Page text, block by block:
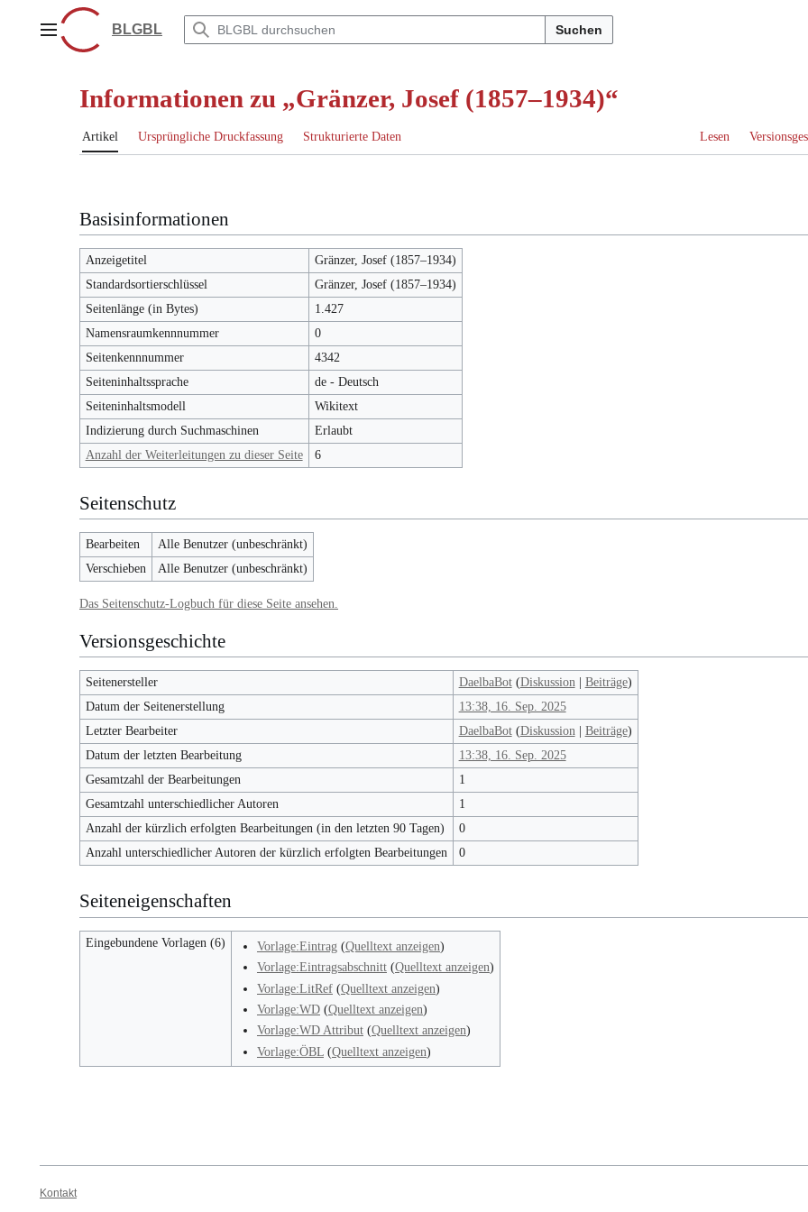
springenHauptmenüBLGBL Suchen
Informationen zu „Gränzer, Josef (1857–1934)“
Artikel Ursprüngliche Druckfassung Strukturierte Daten Lesen
Basisinformationen
Anzeigetitel
Gränzer, Josef (1857–1934)
Standardsortierschlüssel
Gränzer, Josef (1857–1934)
Seitenlänge (in Bytes)
1.427
Namensraumkennnummer
0
Seitenkennnummer
4342
Seiteninhaltssprache
de - Deutsch
Seiteninhaltsmodell
Wikitext
Indizierung durch Suchmaschinen
Erlaubt
Anzahl der Weiterleitungen zu dieser Seite
6
Seitenschutz
Bearbeiten
Alle Benutzer (unbeschränkt)
Verschieben
Alle Benutzer (unbeschränkt)
Das Seitenschutz-Logbuch für diese Seite ansehen.
Versionsgeschichte
Seitenersteller DaelbaBot (Diskussion| Beiträge)
Datum der Seitenerstellung
13:38, 16. Sep. 2025
Letzter Bearbeiter
DaelbaBot (Diskussion| Beiträge)
Datum der letzten Bearbeitung
13:38, 16. Sep. 2025
Gesamtzahl der Bearbeitungen
1
Gesamtzahl unterschiedlicher Autoren
1
Anzahl der kürzlich erfolgten Bearbeitungen (in den letzten 90 Tagen)
0
Anzahl unterschiedlicher Autoren der kürzlich erfolgten Bearbeitungen
0
Seiteneigenschaften
Eingebundene Vorlagen (6) Vorlage:Eintrag(Quelltext anzeigen)
Vorlage:Eintragsabschnitt(Quelltext anzeigen)
Vorlage:LitRef(Quelltext anzeigen)
Vorlage:WD(Quelltext anzeigen)
Vorlage:WD Attribut(Quelltext anzeigen)
Vorlage:ÖBL(Quelltext anzeigen)
Kontakt